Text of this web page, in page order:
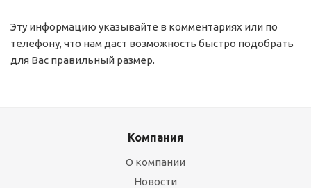
Эту информацию указывайте в комментариях или по
телефону, что нам даст возможность быстро подобрать
для Вас правильный размер.
Компания
О компании
Новости